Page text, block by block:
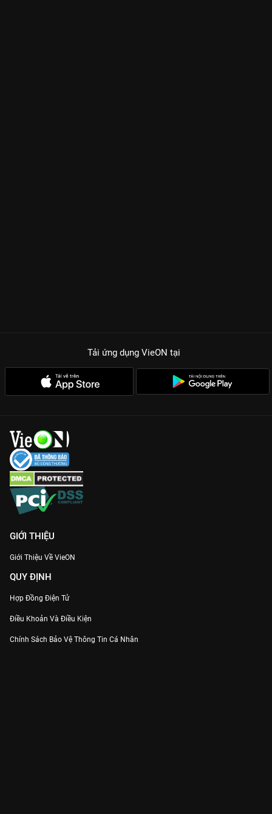
Tải ứng dụng VieON tại
GIỚI THIỆU
Giới Thiệu Về VieON
QUY ĐỊNH
Hợp Đồng Điện Tử
Điều Khoản Và Điều Kiện
Chính Sách Bảo Vệ Thông Tin Cá Nhân